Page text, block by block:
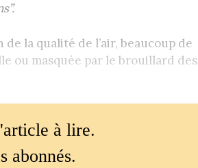
la qualité de l’air, beaucoup de
ou masquée par le brouillard des
à lire.
abonnés.